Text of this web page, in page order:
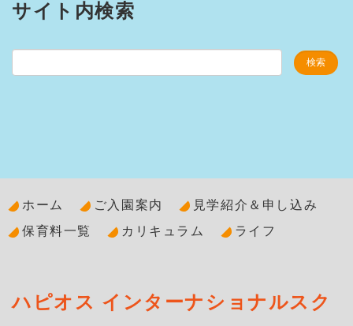
サイト内検索
ホーム ご入園案内
見学紹介＆申し込み
保育料一覧
カリキュラム ライフ
ハピオス インターナショナルスク